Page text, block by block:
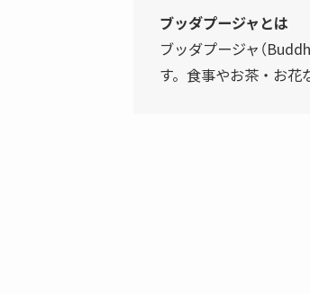
ブッダプージャとは
ブッダプージャ（
す。食事やお茶・お花